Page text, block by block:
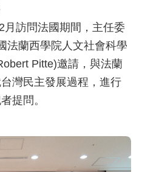
月訪問法國期間，主任委
法蘭西學院人文社會科學
Pitte)邀請，與法蘭
灣民主發展過程，進行
提問。